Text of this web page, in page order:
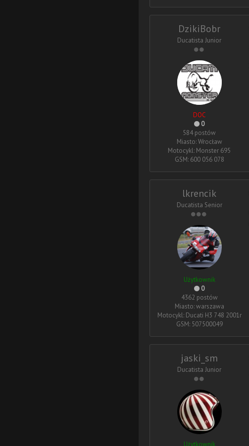
DzikiBobr
Ducatista Junior
DOC
0
584 postów
Miasto: Wrocław
Motocykl: Monster 695
GSM: 600 056 078
lkrencik
Ducatista Senior
Użytkownik
0
4362 postów
Miasto: warszawa
Motocykl: Ducati H3 748 2001r
GSM: 507500049
jaski_sm
Ducatista Junior